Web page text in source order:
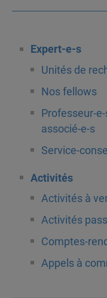
Expert-e-s
Unités de
Nos fellows
Professeur-
associé-e-s
Service-
Activités
Activités à
Activités
Comptes-
Appels à